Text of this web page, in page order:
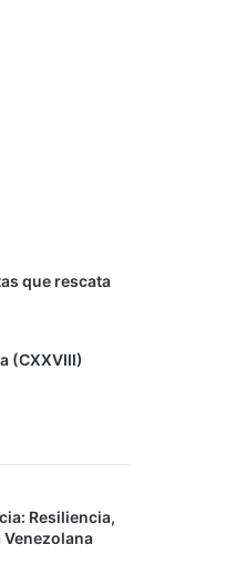
que rescata
(CXXVIII)
Resiliencia,
Venezolana